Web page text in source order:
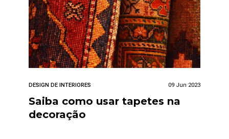
DESIGN DE INTERIORES 09 Jun 2023
Saiba como usar tapetes na
decoração